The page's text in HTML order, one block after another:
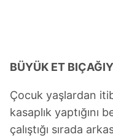
BÜYÜK ET
Çocuk yaşlardan
kasaplık yaptığını
çalıştığı sırada